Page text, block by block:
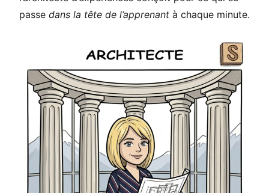
passe dans la tête de l’apprenant à chaque minute.